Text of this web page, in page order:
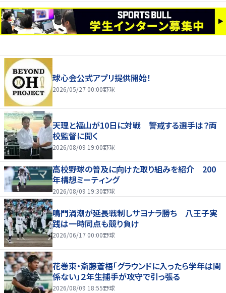
球心会公式アプリ提供開始！
2026/05/27 00:00野球
天理と福山が10日に対戦 警戒する選手は？両
校監督に聞く
2026/08/09 19:00野球
高校野球の普及に向けた取り組みを紹介 200
年構想ミーティング
2026/08/09 19:30野球
鳴門渦潮が延長戦制しサヨナラ勝ち 八王子実
践は一時同点も競り負け
2026/06/17 00:00野球
花巻東・斎藤蒼梧「グラウンドに入ったら学年は関
係ない」２年生捕手が攻守で引っ張る
2026/08/09 18:55野球